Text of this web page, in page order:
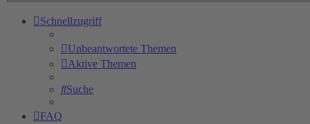
Schnellzugriff
Unbeantwortete Themen
Aktive Themen
Suche
FAQ